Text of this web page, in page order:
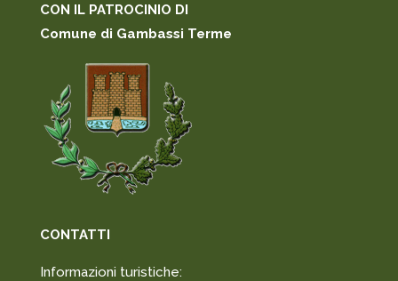
CON IL PATROCINIO DI
Comune di Gambassi Terme
CONTATTI
Informazioni turistiche: